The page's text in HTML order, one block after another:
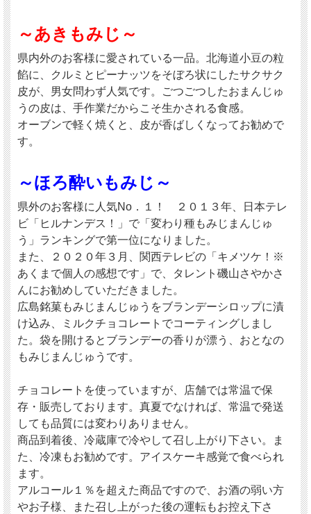
～あきもみじ～
県内外のお客様に愛されている一品。北海道小豆の粒
餡に、クルミとピーナッツをそぼろ状にしたサクサク
皮が、男女問わず人気です。ごつごつしたおまんじゅ
うの皮は、手作業だからこそ生かされる食感。
オーブンで軽く焼くと、皮が香ばしくなってお勧めで
す。
～ほろ酔いもみじ～
県外のお客様に人気No．１！ ２０１３年、日本テレ
ビ「ヒルナンデス！」で「変わり種もみじまんじゅ
う」ランキングで第一位になりました。
また、２０２０年３月、関西テレビの「キメツケ！※
あくまで個人の感想です」で、タレント磯山さやかさ
んにお勧めしていただきました。
広島銘菓もみじまんじゅうをブランデーシロップに漬
け込み、ミルクチョコレートでコーティングしまし
た。袋を開けるとブランデーの香りが漂う、おとなの
もみじまんじゅうです。
チョコレートを使っていますが、店舗では常温で保
存・販売しております。真夏でなければ、常温で発送
しても品質には変わりありません。
商品到着後、冷蔵庫で冷やして召し上がり下さい。ま
た、冷凍もお勧めです。アイスケーキ感覚で食べられ
ます。
アルコール１％を超えた商品ですので、お酒の弱い方
やお子様、また召し上がった後の運転もお控え下さ